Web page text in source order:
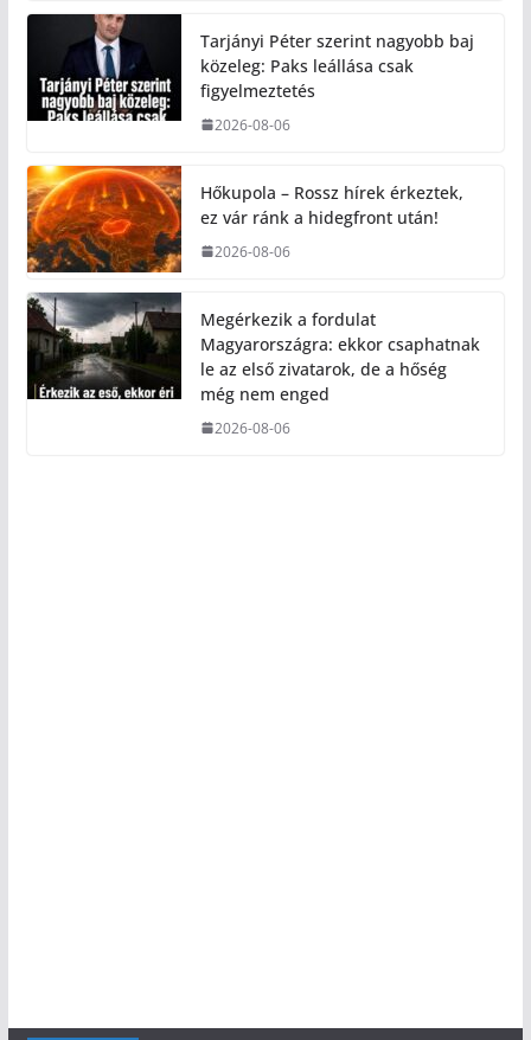
Tarjányi Péter szerint nagyobb baj
közeleg: Paks leállása csak
figyelmeztetés
2026-08-06
Hőkupola – Rossz hírek érkeztek,
ez vár ránk a hidegfront után!
2026-08-06
Megérkezik a fordulat
Magyarországra: ekkor csaphatnak
le az első zivatarok, de a hőség
még nem enged
2026-08-06